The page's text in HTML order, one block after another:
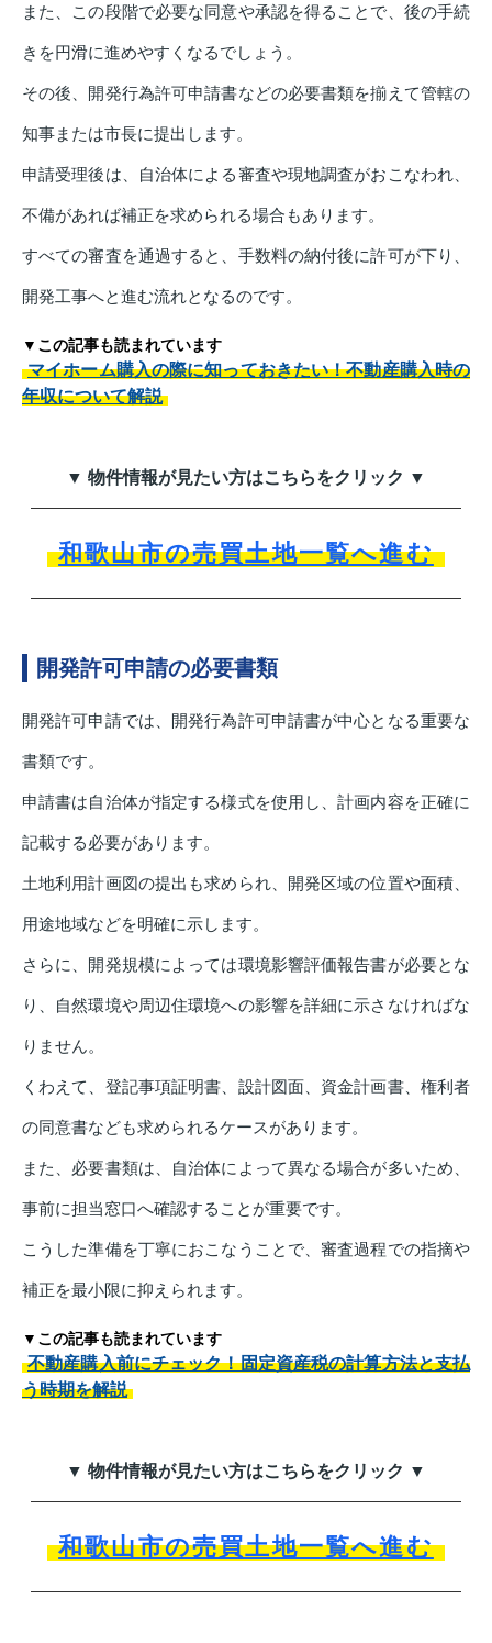
また、この段階で必要な同意や承認を得ることで、後の手続
きを円滑に進めやすくなるでしょう。
その後、開発行為許可申請書などの必要書類を揃えて管轄の
知事または市長に提出します。
申請受理後は、自治体による審査や現地調査がおこなわれ、
不備があれば補正を求められる場合もあります。
すべての審査を通過すると、手数料の納付後に許可が下り、
開発工事へと進む流れとなるのです。
▼この記事も読まれています
マイホーム購入の際に知っておきたい！不動産購入時の
年収について解説
▼ 物件情報が見たい方はこちらをクリック ▼
和歌山市の売買土地一覧へ進む
開発許可申請の必要書類
開発許可申請では、開発行為許可申請書が中心となる重要な
書類です。
申請書は自治体が指定する様式を使用し、計画内容を正確に
記載する必要があります。
土地利用計画図の提出も求められ、開発区域の位置や面積、
用途地域などを明確に示します。
さらに、開発規模によっては環境影響評価報告書が必要とな
り、自然環境や周辺住環境への影響を詳細に示さなければな
りません。
くわえて、登記事項証明書、設計図面、資金計画書、権利者
の同意書なども求められるケースがあります。
また、必要書類は、自治体によって異なる場合が多いため、
事前に担当窓口へ確認することが重要です。
こうした準備を丁寧におこなうことで、審査過程での指摘や
補正を最小限に抑えられます。
▼この記事も読まれています
不動産購入前にチェック！固定資産税の計算方法と支払
う時期を解説
▼ 物件情報が見たい方はこちらをクリック ▼
和歌山市の売買土地一覧へ進む